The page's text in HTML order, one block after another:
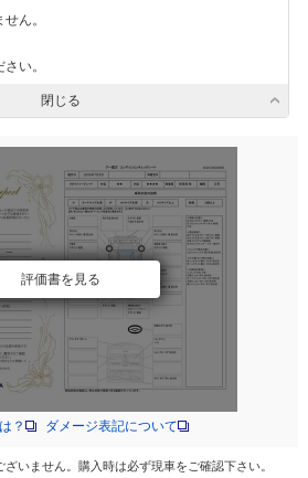
ん。
い。
閉じる
評価書を見る
？ ダメージ表記について
いません。購入時は必ず現車をご確認下さい。